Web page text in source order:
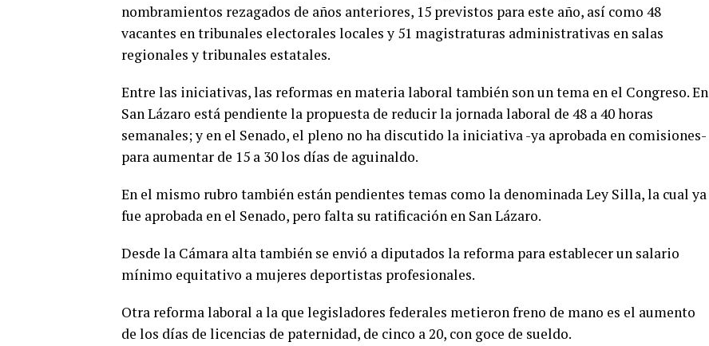
nombramientos rezagados de años anteriores, 15 previstos para este año, así como 48
vacantes en tribunales electorales locales y 51 magistraturas administrativas en salas
regionales y tribunales estatales.
Entre las iniciativas, las reformas en materia laboral también son un tema en el Congreso. En
San Lázaro está pendiente la propuesta de reducir la jornada laboral de 48 a 40 horas
semanales; y en el Senado, el pleno no ha discutido la iniciativa -ya aprobada en comisiones-
para aumentar de 15 a 30 los días de aguinaldo.
En el mismo rubro también están pendientes temas como la denominada Ley Silla, la cual ya
fue aprobada en el Senado, pero falta su ratificación en San Lázaro.
Desde la Cámara alta también se envió a diputados la reforma para establecer un salario
mínimo equitativo a mujeres deportistas profesionales.
Otra reforma laboral a la que legisladores federales metieron freno de mano es el aumento
de los días de licencias de paternidad, de cinco a 20, con goce de sueldo.